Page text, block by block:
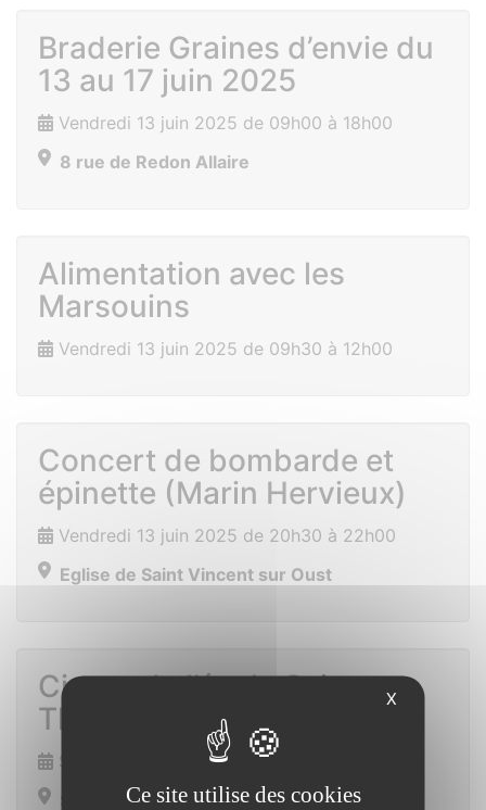
Braderie Graines d’envie du
13 au 17 juin 2025
Vendredi 13 juin 2025 de 09h00 à 18h00
8 rue de Redon Allaire
Alimentation avec les
Marsouins
Vendredi 13 juin 2025 de 09h30 à 12h00
Concert de bombarde et
épinette (Marin Hervieux)
Vendredi 13 juin 2025 de 20h30 à 22h00
Eglise de Saint Vincent sur Oust
Cirque de l’école Sainte
Thérèse
Samedi 14 juin 2025 de 16h30 à 21h00
Saint Vincent sur Oust
X
Ce site utilise des cookies